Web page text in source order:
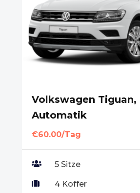
Volkswagen Tiguan,
Automatik
€60.00/Tag
 5 Sitze
 4 Koffer